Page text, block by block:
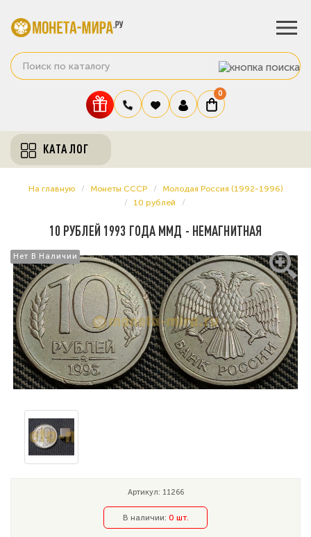
0
КАТАЛОГ
На главную Монеты СССР
Молодая Россия (1992-1996)
10 рублей
10 РУБЛЕЙ 1993 ГОДА ММД - НЕМАГНИТНАЯ
Нет В Наличии
Нет В Наличии
Артикул: 11266
В наличии: 0 шт.